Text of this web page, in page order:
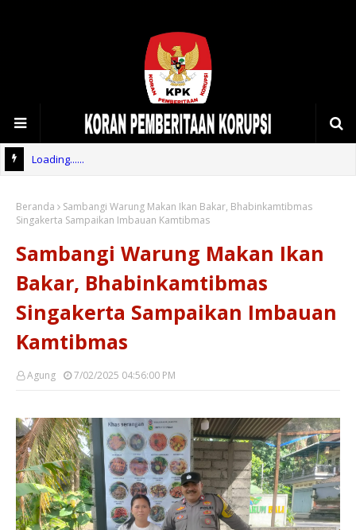
Loading......
Beranda
Sambangi Warung Makan Ikan Bakar, Bhabinkamtibmas
Singakerta Sampaikan Imbauan Kamtibmas
Sambangi Warung Makan Ikan
Bakar, Bhabinkamtibmas
Singakerta Sampaikan Imbauan
Kamtibmas
Agung 7/02/2025 04:56:00 PM